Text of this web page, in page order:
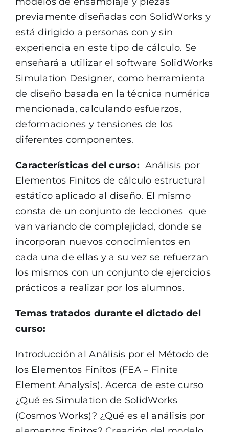
previamente diseñadas con SolidWorks y
está dirigido a personas con y sin
experiencia en este tipo de cálculo. Se
enseñará a utilizar el software SolidWorks
Simulation Designer, como herramienta
de diseño basada en la técnica numérica
mencionada, calculando esfuerzos,
deformaciones y tensiones de los
diferentes componentes.
Características del curso: Análisis por
Elementos Finitos de cálculo estructural
estático aplicado al diseño. El mismo
consta de un conjunto de lecciones que
van variando de complejidad, donde se
incorporan nuevos conocimientos en
cada una de ellas y a su vez se refuerzan
los mismos con un conjunto de ejercicios
prácticos a realizar por los alumnos.
Temas tratados durante el dictado del
curso:
Introducción al Análisis por el Método de
los Elementos Finitos (FEA – Finite
Element Analysis). Acerca de este curso
¿Qué es Simulation de SolidWorks
(Cosmos Works)? ¿Qué es el análisis por